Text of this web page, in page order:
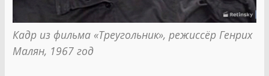
Кадр из фильма «Треугольник», режиссёр Генрих
Малян, 1967 год